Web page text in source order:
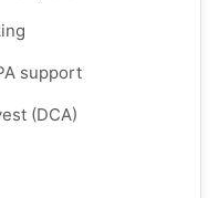
support
(DCA)